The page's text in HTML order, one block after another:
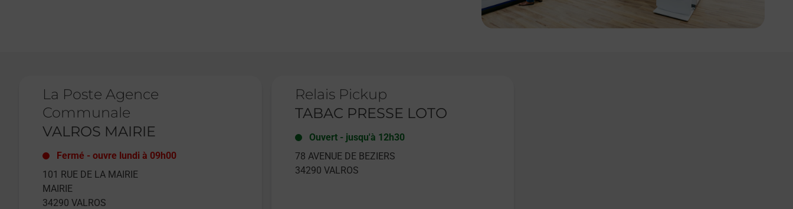
La Poste Agence
Communale
VALROS MAIRIE
Fermé - ouvre lundi à 09h00
101 RUE DE LA MAIRIE
MAIRIE
34290 VALROS
Relais Pickup
TABAC PRESSE LOTO
Ouvert- jusqu'à 12h30
78 AVENUE DE BEZIERS
34290 VALROS